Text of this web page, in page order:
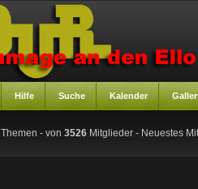
Hilfe Suche Kalender
Themen - von 3526 Mitglieder - Neuestes